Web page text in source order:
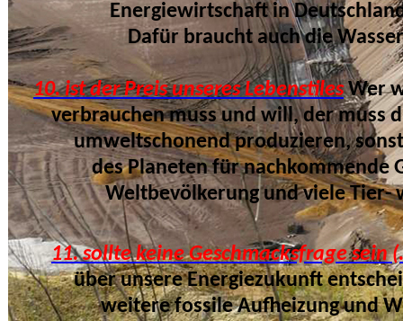
Energiewirtschaft in Deutschland
Dafür braucht auch die
10. ist der Preis unseres Lebenstiles Wer
verbrauchen muss und will, der muss
umweltschonend produzieren, sonst
des Planeten für nachkommende
Weltbevölkerung und viele Tier-
11. sollte keine Geschmacksfrage sein
über unsere Energiezukunft
weitere fossile Aufheizung und